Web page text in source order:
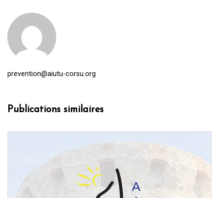
prevention@aiutu-corsu.org
Publications similaires